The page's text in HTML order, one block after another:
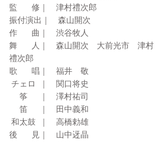
監　   修｜　津村禮次郎
振付演出｜　森山開次
作　   曲｜　渋谷牧人
舞　   人｜　森山開次　大前光市　津村
禮次郎
歌   　唱｜　福井　敬
チェロ  ｜　関口将史
筝　  ｜　澤村祐司
笛  　｜　田中義和
和太鼓  ｜　高橋勅雄
後   　見｜　山中迓晶